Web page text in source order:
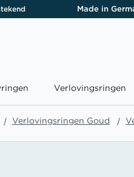
Made in
Verlovingsringen
Verlovingsringen Goud